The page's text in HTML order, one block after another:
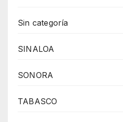
Sin categoría
SINALOA
SONORA
TABASCO